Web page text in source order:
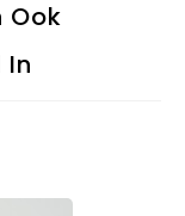
Ook
In